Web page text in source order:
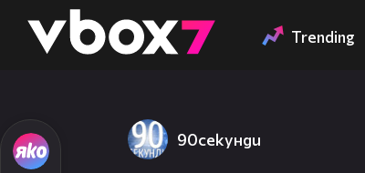
👾 Trending
90секунди